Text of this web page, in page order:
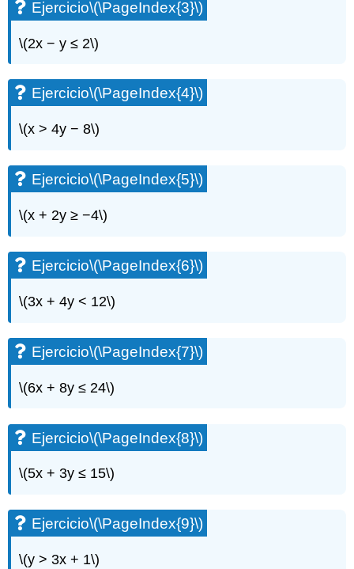
Ejercicio\(\PageIndex{3}\)
\(2x − y ≤ 2\)
Ejercicio\(\PageIndex{4}\)
\(x > 4y − 8\)
Ejercicio\(\PageIndex{5}\)
\(x + 2y ≥ −4\)
Ejercicio\(\PageIndex{6}\)
\(3x + 4y < 12\)
Ejercicio\(\PageIndex{7}\)
\(6x + 8y ≤ 24\)
Ejercicio\(\PageIndex{8}\)
\(5x + 3y ≤ 15\)
Ejercicio\(\PageIndex{9}\)
\(y > 3x + 1\)